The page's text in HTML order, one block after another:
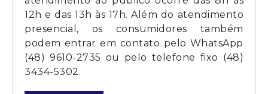
12h e das 13h às 17h. Além do atendimento
presencial, os consumidores também
podem entrar em contato pelo WhatsApp
(48) 9610-2735 ou pelo telefone fixo (48)
3434-5302.